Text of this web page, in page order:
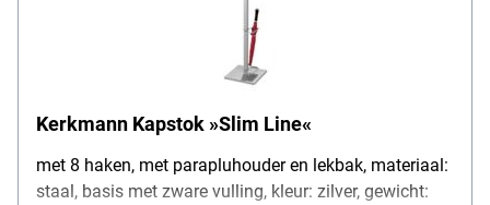
Kerkmann Kapstok »Slim Line«
met 8 haken, met parapluhouder en lekbak, materiaal:
staal, basis met zware vulling, kleur: zilver, gewicht: